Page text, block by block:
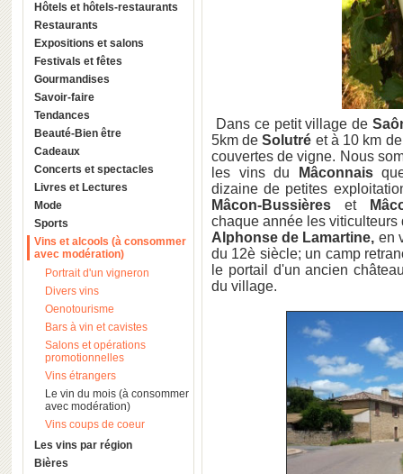
Hôtels et hôtels-restaurants
Restaurants
Expositions et salons
Festivals et fêtes
Gourmandises
Savoir-faire
Tendances
Beauté-Bien être
Cadeaux
Concerts et spectacles
Livres et Lectures
Mode
Sports
Vins et alcools (à consommer
avec modération)
Portrait d'un vigneron
Divers vins
Oenotourisme
Bars à vin et cavistes
Salons et opérations
promotionnelles
Vins étrangers
Le vin du mois (à consommer
avec modération)
Vins coups de coeur
Les vins par région
Bières
Dans ce petit village de
5km deSolutré et à 10 km
couvertes de vigne. Nous
les vins du
Mâconnaisque
dizaine de petites
Mâcon-Bussières et
chaque année les
Alphonse de Lamartine, en
du 12è siècle; un camp
le portail d'un ancien
du village.